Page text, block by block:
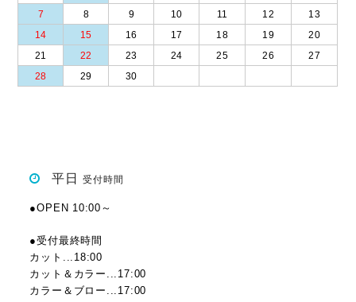
7
8 9 10 11 12
13
14
15 16 17 18 19
20
21
22 23 24 25 26
27
28
29 30
平日受付時間
●OPEN 10:00～
●受付最終時間
カット...18:00
カット＆カラー...17:00
カラー＆ブロー...17:00